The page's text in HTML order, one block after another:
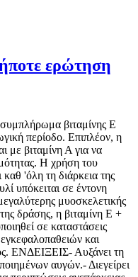
ερώτηση
συμπλήρωμα βιταμίνης Ε
περίοδο. Επιπλέον, η
με βιταμίνη Α για να
Η χρήση του
καθ 'όλη τη διάρκεια της
υπόκειται σε έντονη
μυοσκελετικής
δράσης, η βιταμίνη E +
σε καταστάσεις
και
ΕΝΔΕΙΞΕΙΣ- Αυξάνει τη
αυγών.- Διεγείρει